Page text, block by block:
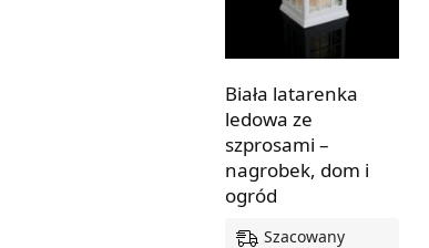
Biała latarenka
ledowa ze
szprosami –
nagrobek, dom i
ogród
Szacowany